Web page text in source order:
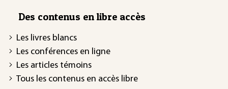
Des contenus en libre accès
Les livres blancs
Les conférences en ligne
Les articles témoins
Tous les contenus en accès libre